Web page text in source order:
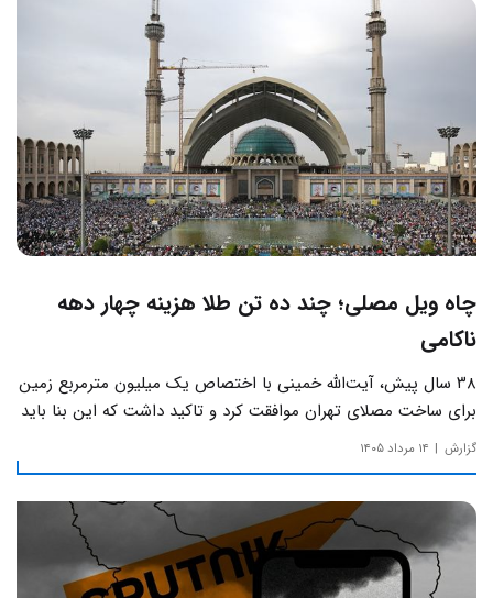
چاه ویل مصلی؛ چند ده تن طلا هزینه چهار دهه
ناکامی
۳۸ سال پیش، آیت‌الله خمینی با اختصاص یک میلیون مترمربع زمین
برای ساخت مصلای تهران موافقت کرد و تاکید داشت که این بنا باید
به دور از زرق‌وبرق و یادآور سادگی مساجد صدر اسلام باشد.
گزارش ۱۴ مرداد ۱۴۰۵